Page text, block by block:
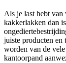
Als je last hebt
kakkerlakken dan
juiste producten en
worden van de
kantoorpand